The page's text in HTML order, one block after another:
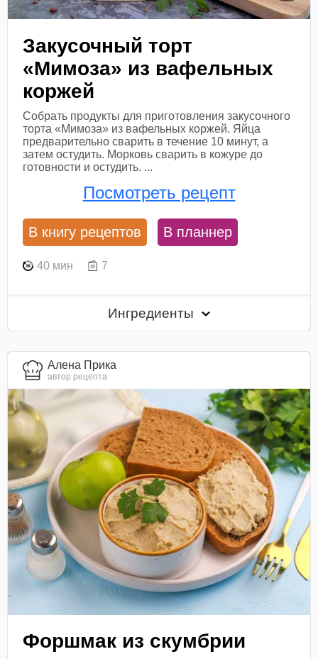
Закусочный торт
«Мимоза» из вафельных
коржей
Собрать продукты для приготовления закусочного
торта «Мимоза» из вафельных коржей. Яйца
предварительно сварить в течение 10 минут, а
затем остудить. Морковь сварить в кожуре до
готовности и остудить. ...
Посмотреть рецепт
В книгу рецептов В планнер
40 мин 7
Ингредиенты
Алена Прика
автор рецепта
Форшмак из скумбрии